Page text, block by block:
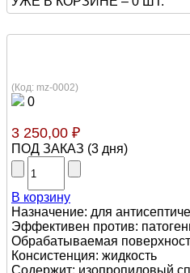
(Код: mz-0002)
0
3 250,00 ₽
ПОД ЗАКАЗ (3 дня)
В корзину
Назначение: для
Эффективен против:
Обрабатываемая
Консистенция: жидкость